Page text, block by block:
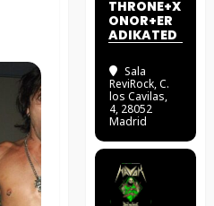
THRONE+X
ONOR+ER
ADIKATED
Sala
ReviRock, C.
los Cavilas,
4, 28052
Madrid